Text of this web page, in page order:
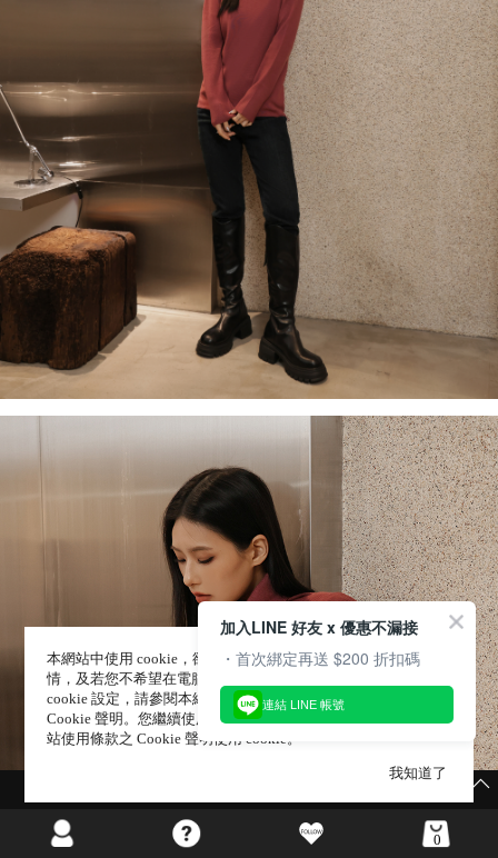
本網站中使用 cookie，欲查詢有關本網站使用 cookie 方式之詳
情，及若您不希望在電腦上使用 cookie 時應如何變更電腦的
cookie 設定，請參閱本網站「隱私權及網站使用條款
Cookie 聲明。您繼續使用本網站即表示您同意本公司得按本網
站使用條款之 Cookie 聲明使用 cookie。
我知道了
0
加入LINE 好友 x 優惠不漏接
・首次綁定再送 $200 折扣碼
連結 LINE 帳號